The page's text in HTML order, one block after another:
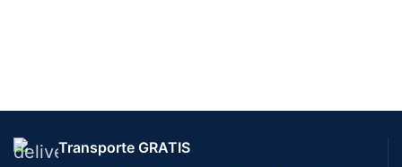
Transporte GRATIS